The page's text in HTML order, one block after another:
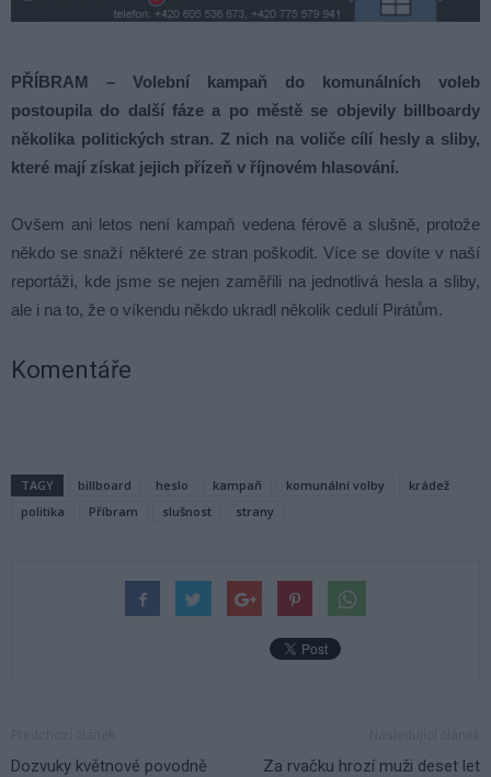
PŘÍBRAM – Volební kampaň do komunálních voleb
postoupila do další fáze a po městě se objevily billboardy
několika politických stran. Z nich na voliče cílí hesly a sliby,
které mají získat jejich přízeň v říjnovém hlasování.
Ovšem ani letos není kampaň vedena férově a slušně, protože
někdo se snaží některé ze stran poškodit. Více se dovíte v naší
reportáži, kde jsme se nejen zaměřili na jednotlivá hesla a sliby,
ale i na to, že o víkendu někdo ukradl několik cedulí Pirátům.
Komentáře
TAGY billboard heslo kampaň komunální volby
krádež
politika
Příbram slušnost strany
Dozvuky květnové povodně Za rvačku hrozí muži deset let